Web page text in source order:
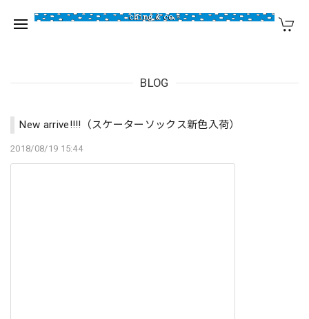
BLOG
New arrive!!!!（スケーターソックス新色入荷）
2018/08/19 15:44